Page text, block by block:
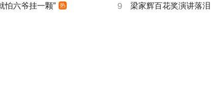
怕六爷挂一颗” 热 9 梁家辉百花奖演讲落泪